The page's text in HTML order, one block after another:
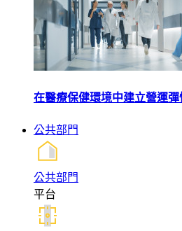
在醫療保健環境中建立營運彈
公共部門
公共部門
平台